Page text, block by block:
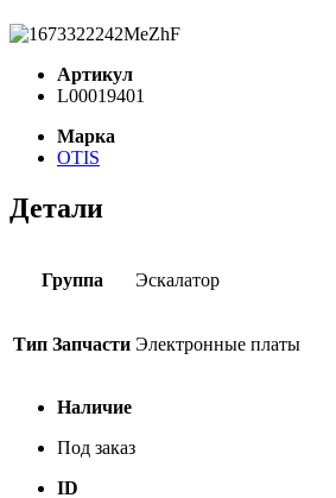
Артикул
L00019401
Марка
OTIS
Детали
Группа Эскалатор
Тип Запчасти Электронные платы
Наличие
Под заказ
ID